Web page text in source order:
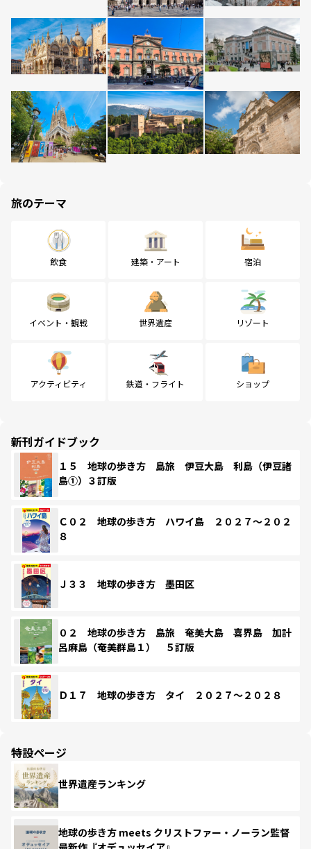
旅のテーマ
飲食 建築・アート 宿泊
イベント・観戦 世界遺産 リゾート
アクティビティ 鉄道・フライト ショップ
新刊ガイドブック
１５ 地球の歩き方 島旅 伊豆大島 利島（伊豆諸
島①）３訂版
Ｃ０２ 地球の歩き方 ハワイ島 ２０２７～２０２
８
Ｊ３３ 地球の歩き方 墨田区
０２ 地球の歩き方 島旅 奄美大島 喜界島 加計
呂麻島（奄美群島１） ５訂版
Ｄ１７ 地球の歩き方 タイ ２０２７～２０２８
特設ページ
世界遺産ランキング
地球の歩き方 meets クリストファー・ノーラン監督